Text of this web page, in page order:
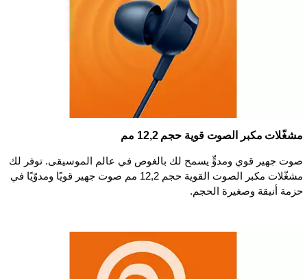
مشغّلات مكبر الصوت قوية حجم 12,2 مم
صوت جهير قوي ومدوٍّ يسمح لك بالغوص في عالم الموسيقى. توفر لك
مشغّلات مكبر الصوت القوية حجم 12,2 مم صوت جهير قويًا ومدوّيًا في
حزمة أنيقة وصغيرة الحجم.